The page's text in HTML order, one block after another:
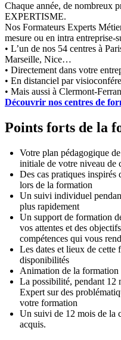
Chaque année, de nombreux
EXPERTISME.
Nos Formateurs Experts
mesure ou en intra entreprise-
• L’un de nos 54 centres à
Marseille, Nice…
• Directement dans votre
• En distanciel par
• Mais aussi à Clermont-
Découvrir nos centres de
Points forts de la
Votre plan pédagogique
initiale de votre niveau de
Des cas pratiques
lors de la formation
Un suivi individuel
plus rapidement
Un support de formation
vos attentes et des
compétences qui vous
Les dates et lieux de
disponibilités
Animation de la
La possibilité, pendant 12
Expert sur des
votre formation
Un suivi de 12 mois de la
acquis.